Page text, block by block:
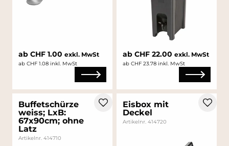
ab CHF 1.00 exkl. MwSt
ab CHF 1.08 inkl. MwSt
ab CHF 22.00 exkl. MwSt
ab CHF 23.78 inkl. MwSt
Buffetschürze
weiss; LxB:
67x90cm; ohne
Latz
Artikelnr. 414710
Eisbox mit
Deckel
Artikelnr. 414720